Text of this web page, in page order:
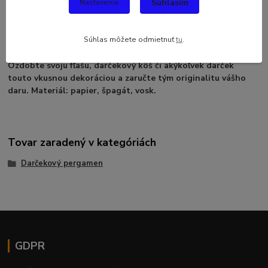
Pergamen je súčasťou našej dávnej histórie a preto zaujme už
Ozdobte svoju fľašu, darčekový kôš či akýkoľvek darček
touto vkusnou dekoráciou a zaručte tým originalitu vášho
daru. Materiál: papier, špagát, vosk.
Tovar zaradený v kategóriách
Darčekový pergamen
GDPR
Nastavenia Súhlasím
Súhlas môžete odmietnuťtu.